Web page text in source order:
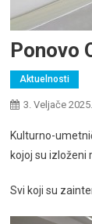
Ponovo
Aktuelnosti
3. Veljače 2025.
Kulturno-
kojoj su izloženi
Svi koji su